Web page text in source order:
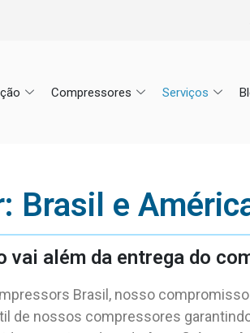
Compressores Serviços
Brasil e
vai além da entrega do
Brasil, nosso
de nossos compressores